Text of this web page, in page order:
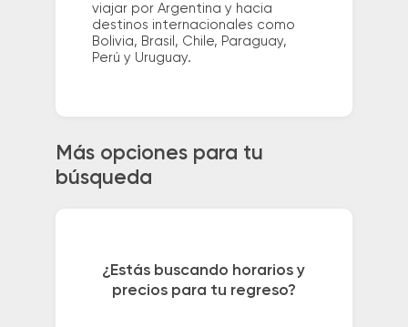
viajar por Argentina y hacia
destinos internacionales como
Bolivia, Brasil, Chile, Paraguay,
Perú y Uruguay.
Más opciones para tu
búsqueda
¿Estás buscando horarios y
precios para tu regreso?